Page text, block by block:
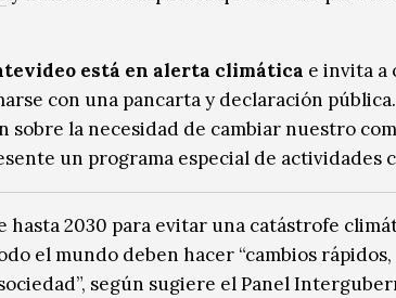
está en alerta climática e invita a
con una pancarta y declaración
sobre la necesidad de cambiar nuestro
un programa especial de
hasta 2030 para evitar una catástrofe
el mundo deben hacer “cambios
según sugiere el Panel